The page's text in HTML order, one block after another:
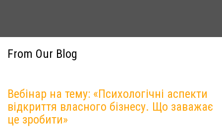
From Our Blog
Вебінар на тему: «Психологічні аспекти
відкриття власного бізнесу. Що заважає
це зробити»